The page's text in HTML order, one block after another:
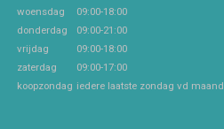
woensdag
09:00-18:00
donderdag
09:00-21:00
vrijdag
09:00-18:00
zaterdag
09:00-17:00
koopzondag iedere laatste zondag vd maand